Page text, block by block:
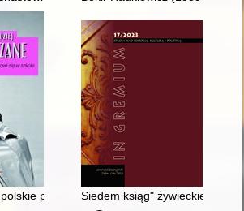
poetki, o których nie mówi się w szkole
Siedem ksiąg" żywieckiego